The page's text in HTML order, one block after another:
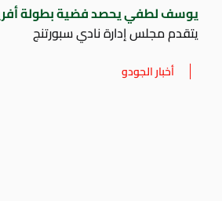
يوسف لطفي يحصد فضية بطولة
يتقدم مجلس إدارة نادي سبورتنج
أخبار الجودو